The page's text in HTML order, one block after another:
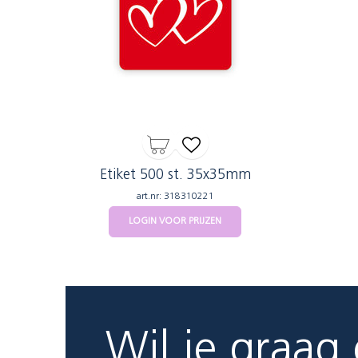
Etiket 500 st. 35x35mm
art.nr: 318310221
LOGIN VOOR PRIJZEN